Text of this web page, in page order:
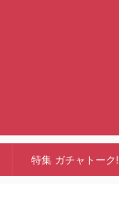
特集 ガチャトーク!